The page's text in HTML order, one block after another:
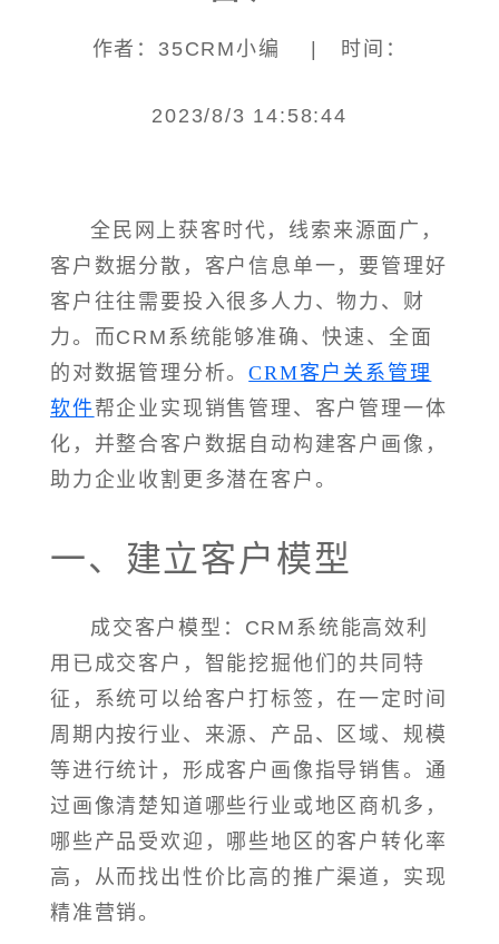
作者：35CRM小编 | 时间：
2023/8/3 14:58:44
全民网上获客时代，线索来源面广，
客户数据分散，客户信息单一，要管理好
客户往往需要投入很多人力、物力、财
力。而CRM系统能够准确、快速、全面
的对数据管理分析。CRM客户关系管理
软件帮企业实现销售管理、客户管理一体
化，并整合客户数据自动构建客户画像，
助力企业收割更多潜在客户。
一、建立客户模型
成交客户模型：CRM系统能高效利
用已成交客户，智能挖掘他们的共同特
征，系统可以给客户打标签，在一定时间
周期内按行业、来源、产品、区域、规模
等进行统计，形成客户画像指导销售。通
过画像清楚知道哪些行业或地区商机多，
哪些产品受欢迎，哪些地区的客户转化率
高，从而找出性价比高的推广渠道，实现
精准营销。